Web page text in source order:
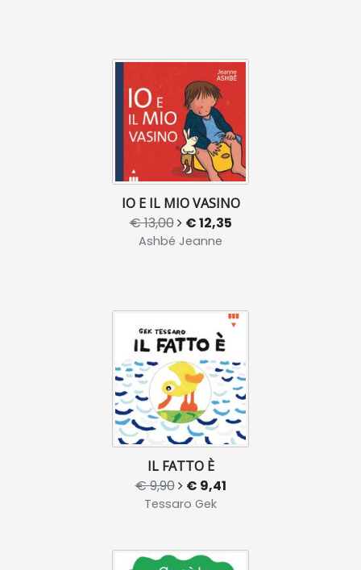
IO E IL MIO VASINO
€ 13,00 € 12,35
Ashbé Jeanne
IL FATTO È
€ 9,90 € 9,41
Tessaro Gek